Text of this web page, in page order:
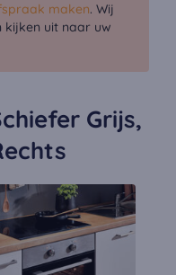
maken. Wij
uit naar uw
Grijs,